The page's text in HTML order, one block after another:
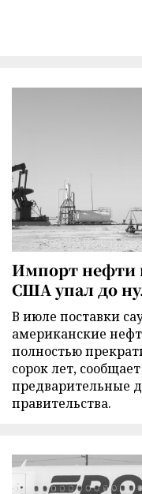
Импорт нефти
США упал до
В июле поставки
американские
полностью
сорок лет,
предварительные
правительства.